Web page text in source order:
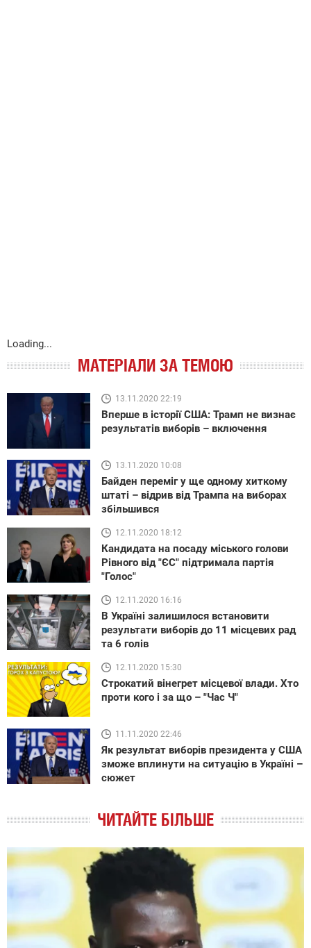
Loading...
МАТЕРІАЛИ ЗА ТЕМОЮ
13.11.2020 22:19
Вперше в історії США: Трамп не визнає
результатів виборів – включення
13.11.2020 10:08
Байден переміг у ще одному хиткому
штаті – відрив від Трампа на виборах
збільшився
12.11.2020 18:12
Кандидата на посаду міського голови
Рівного від "ЄС" підтримала партія
"Голос"
12.11.2020 16:16
В Україні залишилося встановити
результати виборів до 11 місцевих рад
та 6 голів
12.11.2020 15:30
Строкатий вінегрет місцевої влади. Хто
проти кого і за що – "Час Ч"
11.11.2020 22:46
Як результат виборів президента у США
зможе вплинути на ситуацію в Україні –
сюжет
ЧИТАЙТЕ БІЛЬШЕ